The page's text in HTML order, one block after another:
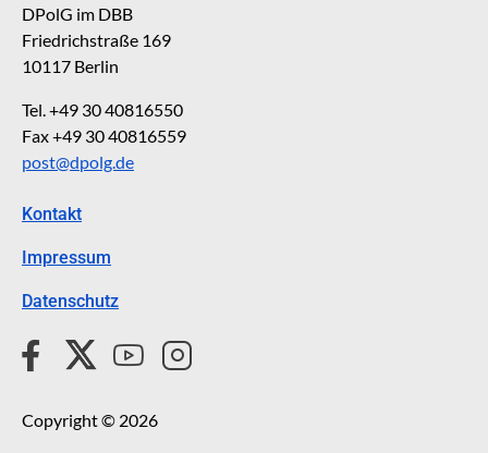
DPolG im DBB
Friedrichstraße 169
10117 Berlin
Tel. +49 30 40816550
Fax +49 30 40816559
post@dpolg.de
Kontakt
Impressum
Datenschutz
Copyright © 2026